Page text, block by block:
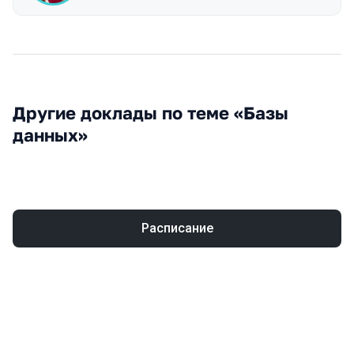
Другие доклады по теме «Базы
данных»
Расписание